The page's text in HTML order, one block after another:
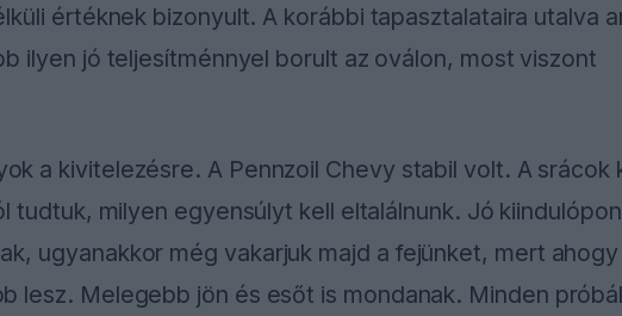
értéknek bizonyult. A korábbi tapasztalataira utalva
ilyen jó teljesítménnyel borult az oválon, most viszont
a kivitelezésre. A Pennzoil Chevy stabil volt. A srácok
tudtuk, milyen egyensúlyt kell eltalálnunk. Jó
ugyanakkor még vakarjuk majd a fejünket, mert
lesz. Melegebb jön és esőt is mondanak. Minden